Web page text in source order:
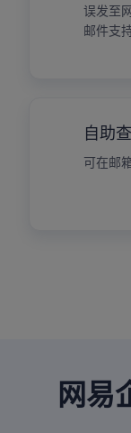
误发至
邮件支
自助
可在邮
网易